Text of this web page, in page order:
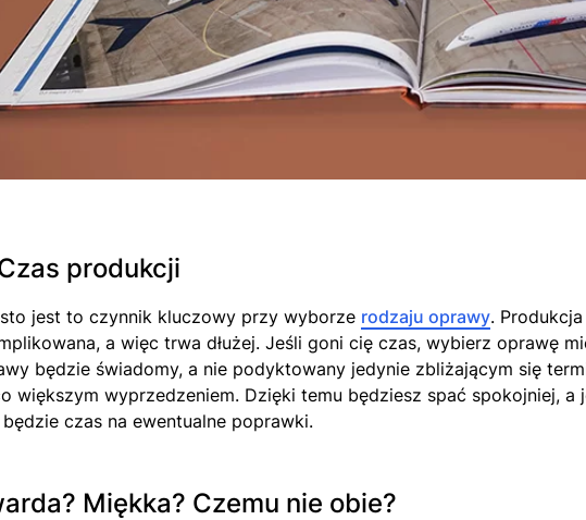
produkcji
jest to czynnik kluczowy przy wyborze rodzaju oprawy.
a więc trwa dłużej. Jeśli goni cię czas, wybierz oprawę
będzie świadomy, a nie podyktowany jedynie zbliżającym się
większym wyprzedzeniem. Dzięki temu będziesz spać spokojniej,
czas na ewentualne poprawki.
Miękka? Czemu nie obie?